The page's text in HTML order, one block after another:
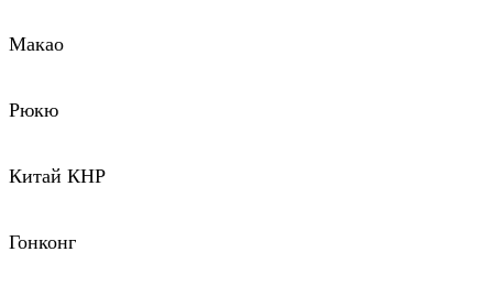
Макао
Рюкю
Китай КНР
Гонконг